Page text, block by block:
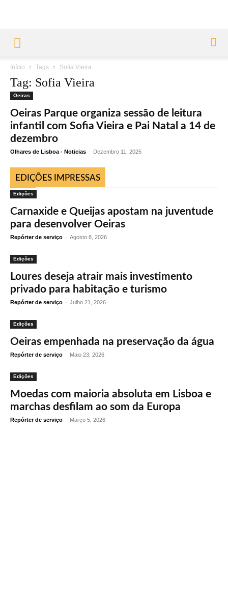
Início Tags Sofia Vieira
Tag: Sofia Vieira
Oeiras
Oeiras Parque organiza sessão de leitura
infantil com Sofia Vieira e Pai Natal a 14 de
dezembro
Olhares de Lisboa - Noticias - Dezembro 11, 2025
EDIÇÕES IMPRESSAS
Edições
Carnaxide e Queijas apostam na juventude
para desenvolver Oeiras
Repórter de serviço - Agosto 8, 2026
Edições
Loures deseja atrair mais investimento
privado para habitação e turismo
Repórter de serviço - Julho 21, 2026
Edições
Oeiras empenhada na preservação da água
Repórter de serviço - Maio 23, 2026
Edições
Moedas com maioria absoluta em Lisboa e
marchas desfilam ao som da Europa
Repórter de serviço - Março 5, 2026